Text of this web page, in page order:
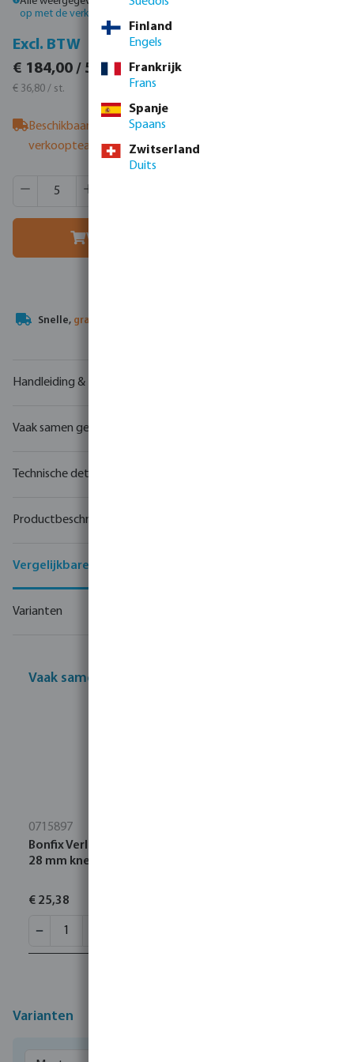
op met de verkoopafdeling
Excl. BTW
€ 184,00 / 5 st.
€ 36,80 / st.
€ 222,64 / 5 st.
Beschikbaar bij leverancier
verkoopteam
Producthoeveelheid: Voer de gewenste hoeveelheid in of
Voeg toe aan winkelmandje
Uw
Handleiding & tekeningen
Vaak samen gekocht
Technische details
Productbeschrijving
Vergelijkbare producten
Varianten
Vaak samen gekocht
0715897
Bonfix Verloop T-stuk 90° messing 28 mm x 22 mm x
28 mm knel KIWA/GASTEC
€ 25,38
Varianten
Finland
Engels
Frankrijk
Frans
Spanje
Spaans
Zwitserland
Duits